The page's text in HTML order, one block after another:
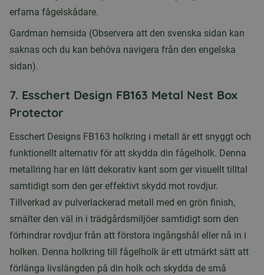
erfarna fågelskådare.
Gardman hemsida (Observera att den svenska sidan kan
saknas och du kan behöva navigera från den engelska
sidan).
7. Esschert Design FB163 Metal Nest Box
Protector
Esschert Designs FB163 holkring i metall är ett snyggt och
funktionellt alternativ för att skydda din fågelholk. Denna
metallring har en lätt dekorativ kant som ger visuellt tilltal
samtidigt som den ger effektivt skydd mot rovdjur.
Tillverkad av pulverlackerad metall med en grön finish,
smälter den väl in i trädgårdsmiljöer samtidigt som den
förhindrar rovdjur från att förstora ingångshål eller nå in i
holken. Denna holkring till fågelholk är ett utmärkt sätt att
förlänga livslängden på din holk och skydda de små